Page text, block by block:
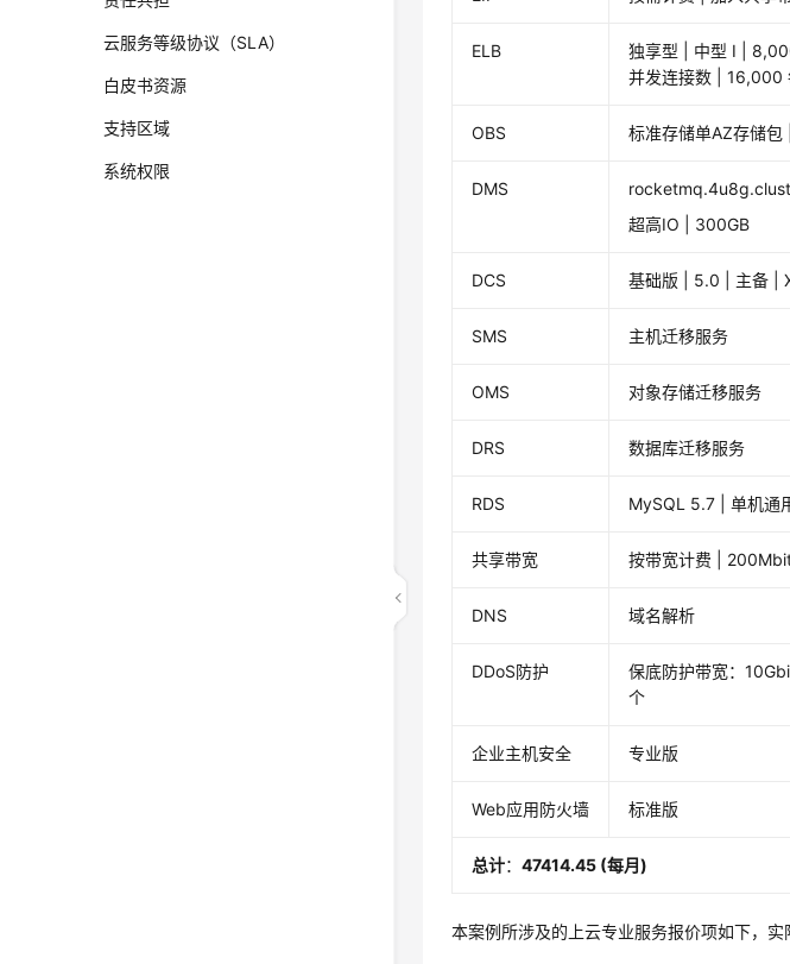
云服务等级协议（SLA）
白皮书资源
支持区域
系统权限
ELB
独享型 | 中型 I |
并发连接数 |
OBS 标准存储单AZ存储包
DMS
超高IO | 300GB
DCS 基础版 | 5.0 | 主备 |
SMS 主机迁移服务
OMS 对象存储迁移服务
DRS 数据库迁移服务
RDS MySQL 5.7 | 单机通
共享带宽 按带宽计费 |
DNS 域名解析
DDoS防护
保底防护带宽：
个
企业主机安全 专业版
Web应用防火墙 标准版
总计：47414.45 (每月)
本案例所涉及的上云专业服务报价项如下，实